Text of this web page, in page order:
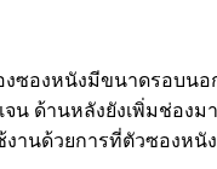
องหนังมีขนาดรอบนอ
น ด้านหลังยังเพิ่มช่อ
นด้วยการที่ตัวซองหนั